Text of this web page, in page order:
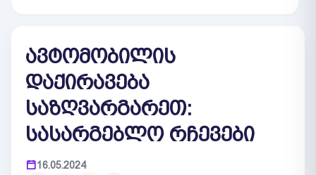
ავტომობილის
დაქირავება
საზღვარგარეთ:
სასარგებლო რჩევები
16.05.2024